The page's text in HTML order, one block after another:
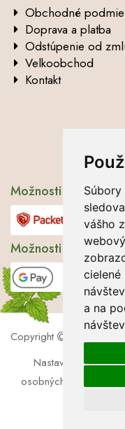
vášho
cielené
a na
Obchodné
Doprava a platba
Odstúpenie od
Velkoobchod
Kontakt
Možnosti dopravy
Možnosti platby
Copyright
2026
Nastavenie cookies
osobných údajov